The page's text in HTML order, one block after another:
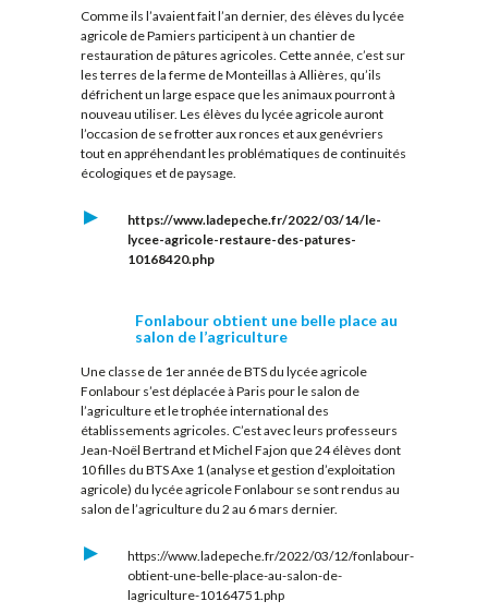
Comme ils l’avaient fait l’an dernier, des élèves du lycée
agricole de Pamiers participent à un chantier de
restauration de pâtures agricoles. Cette année, c’est sur
les terres de la ferme de Monteillas à Allières, qu’ils
défrichent un large espace que les animaux pourront à
nouveau utiliser. Les élèves du lycée agricole auront
l’occasion de se frotter aux ronces et aux genévriers
tout en appréhendant les problématiques de continuités
écologiques et de paysage.
https://www.ladepeche.fr/2022/03/14/le-
lycee-agricole-restaure-des-patures-
10168420.php
Fonlabour obtient une belle place au
salon de l’agriculture
Une classe de 1er année de BTS du lycée agricole
Fonlabour s’est déplacée à Paris pour le salon de
l’agriculture et le trophée international des
établissements agricoles. C’est avec leurs professeurs
Jean-Noël Bertrand et Michel Fajon que 24 élèves dont
10 filles du BTS Axe 1 (analyse et gestion d’exploitation
agricole) du lycée agricole Fonlabour se sont rendus au
salon de l’agriculture du 2 au 6 mars dernier.
https://www.ladepeche.fr/2022/03/12/fonlabour-
obtient-une-belle-place-au-salon-de-
lagriculture-10164751.php